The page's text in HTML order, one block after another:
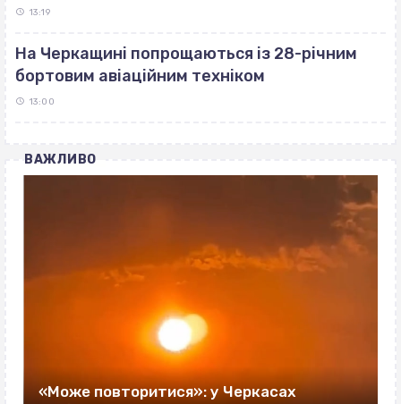
13:19
На Черкащині попрощаються із 28-річним
бортовим авіаційним техніком
13:00
ВАЖЛИВО
«Може повторитися»: у Черкасах